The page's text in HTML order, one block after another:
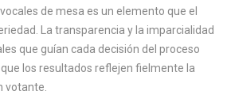
de mesa es un elemento que el
La transparencia y la imparcialidad
que guían cada decisión del proceso
los resultados reflejen fielmente la
votante.